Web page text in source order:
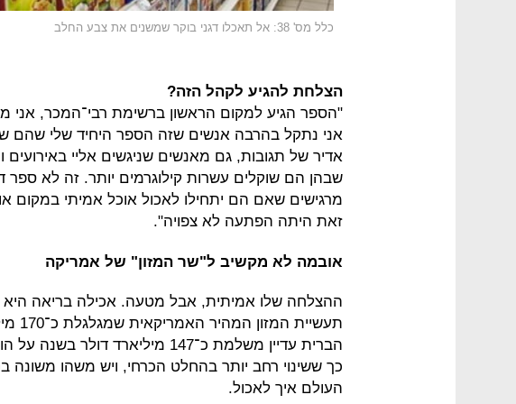
כלל מס' 38: אל תאכלו דגני בוקר שמשנים את צבע החלב
הצלחת להגיע לקהל הזה?
"הספר הגיע למקום הראשון ברשימת רבי־המכר, אני
אני נתקל בהרבה אנשים שזה הספר היחיד שלי שהם
אדיר של תגובות, גם מאנשים שניגשים אליי
שבהן הם שוקלים עשרות קילוגרמים יותר. זה לא
מרגישים שאם הם יתחילו לאכול אוכל אמיתי במקום
זאת היתה הפתעה לא צפויה".
אובמה לא מקשיב ל"שר המזון" של אמריקה
ההצלחה שלו אמיתית, אבל מטעה. אכילה בריאה היא
הברית עדיין משלמת כ־147 מיליארד
כך ששינוי רחב יותר בהחלט הכרחי, ויש משהו משונה
העולם איך לאכול.